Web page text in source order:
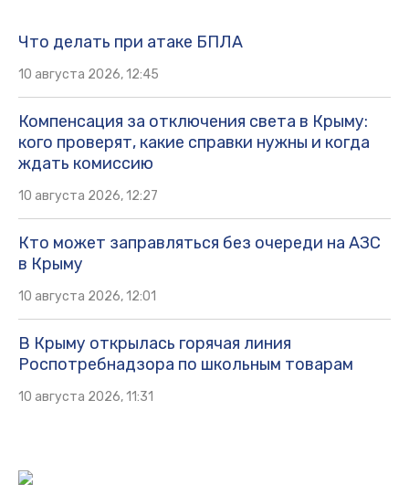
Что делать при атаке БПЛА
10 августа 2026, 12:45
Компенсация за отключения света в Крыму:
кого проверят, какие справки нужны и когда
ждать комиссию
10 августа 2026, 12:27
Кто может заправляться без очереди на АЗС
в Крыму
10 августа 2026, 12:01
В Крыму открылась горячая линия
Роспотребнадзора по школьным товарам
10 августа 2026, 11:31